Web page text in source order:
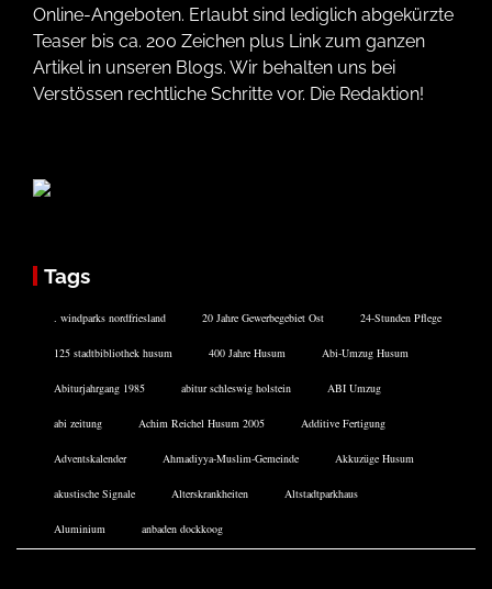
Online-Angeboten. Erlaubt sind lediglich abgekürzte
Teaser bis ca. 200 Zeichen plus Link zum ganzen
Artikel in unseren Blogs. Wir behalten uns bei
Verstössen rechtliche Schritte vor. Die Redaktion!
Tags
. windparks nordfriesland 20 Jahre Gewerbegebiet Ost 24-Stunden Pflege
125 stadtbibliothek husum 400 Jahre Husum Abi-Umzug Husum
Abiturjahrgang 1985 abitur schleswig holstein ABI Umzug
abi zeitung Achim Reichel Husum 2005 Additive Fertigung
Adventskalender Ahmadiyya-Muslim-Gemeinde Akkuzüge Husum
akustische Signale Alterskrankheiten Altstadtparkhaus
Aluminium anbaden dockkoog